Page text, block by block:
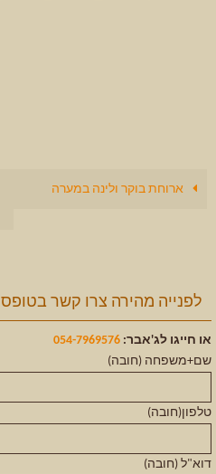
ארוחת בוקר ולינה במערה
לפנייה מהירה צרו קשר בטופס
או חייגו לג'אבר: 054-7969576
שם+משפחה (חובה)
טלפון(חובה)
דוא"ל (חובה)